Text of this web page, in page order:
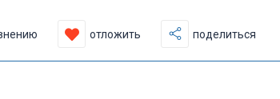
отложить поделиться